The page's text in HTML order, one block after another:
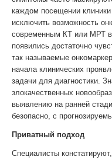
каждом посещении
исключить возможность
современным КТ или МРТ в
появились достаточно
так называемые
начала клинических
задачи для диагностики.
злокачественных
выявлению на ранней
безопасно, с
Приватный подход
Специалисты